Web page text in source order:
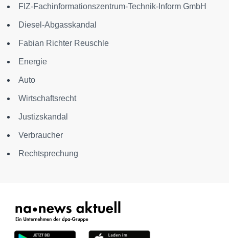
FIZ-Fachinformationszentrum-Technik-Inform GmbH
Diesel-Abgasskandal
Fabian Richter Reuschle
Energie
Auto
Wirtschaftsrecht
Justizskandal
Verbraucher
Rechtsprechung